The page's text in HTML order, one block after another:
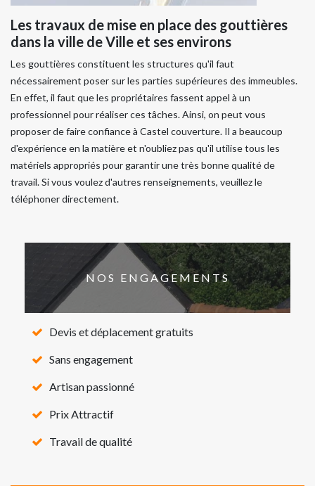
Les travaux de mise en place des gouttières
dans la ville de Ville et ses environs
Les gouttières constituent les structures qu'il faut
nécessairement poser sur les parties supérieures des immeubles.
En effet, il faut que les propriétaires fassent appel à un
professionnel pour réaliser ces tâches. Ainsi, on peut vous
proposer de faire confiance à Castel couverture. Il a beaucoup
d'expérience en la matière et n'oubliez pas qu'il utilise tous les
matériels appropriés pour garantir une très bonne qualité de
travail. Si vous voulez d'autres renseignements, veuillez le
téléphoner directement.
NOS ENGAGEMENTS
Devis et déplacement gratuits
Sans engagement
Artisan passionné
Prix Attractif
Travail de qualité